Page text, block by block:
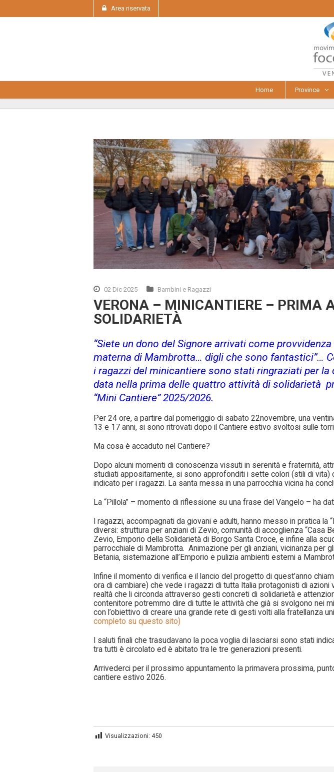
Area riservata
Home Province
02 Dic 2025 Bambini e Ragazzi
VERONA – MINICANTIERE – PRIMA
SOLIDARIETÀ
“Siete un dono del Signore arrivati come
materna di Mambrotta… digli che sono fantastici”…
i ragazzi del minicantiere sono stati ringraziati per la
data nella prima delle quattro attività di solidarietà
“Mini Cantiere” 2025/2026.
Per 24 ore, a partire dal pomeriggio di sabato 22novembre, una
13 e 17 anni, si sono ritrovati dopo il Cantiere estivo svoltosi sulle
Ma cosa è accaduto nel Cantiere?
Dopo alcuni momenti di conoscenza vissuti in serenità e fraternità,
studiati appositamente, si sono approfonditi i sette colori (stili di vita)
indicato per i ragazzi. La santa messa in una parrocchia vicina ha
La “Pillola” – momento di riflessione su una frase del Vangelo – ha
I ragazzi, accompagnati da giovani e adulti, hanno messo in pratica la
diversi: struttura per anziani di Zevio, comunità di accoglienza “Casa
Zevio, Emporio della Solidarietà di Borgo Santa Croce, e infine alla
parrocchiale di Mambrotta. Animazione per gli anziani, vicinanza per
Betania, sistemazione all’Emporio e pulizia ambienti esterni a
Infine il momento di verifica e il lancio del progetto di quest’anno
ora di cambiare) che vede i ragazzi di tutta Italia protagonisti di azioni
realtà che li circonda attraverso gesti concreti di solidarietà e
contenitore potremmo dire di tutte le attività che già si svolgono nei
con l’obiettivo di creare una grande rete di gesti volti alla fratellanza
completo su questo sito)
I saluti finali che trasudavano la poca voglia di lasciarsi sono stati
tra tutti è circolato ed è abitato tra le tre generazioni presenti.
Arrivederci per il prossimo appuntamento la primavera prossima,
cantiere estivo 2026.
Visualizzazioni: 450